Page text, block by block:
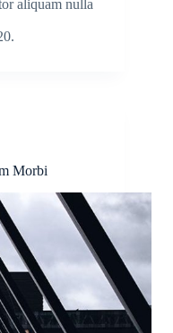
aliquam nulla
Morbi